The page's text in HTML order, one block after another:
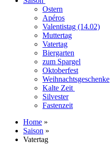
Ostern
Apéros
Valentistag (14.02)
Muttertag
Vatertag
Biergarten
zum Spargel
Oktoberfest
Weihnachtsgeschenke
Kalte Zeit
Silvester
Fastenzeit
Home »
Saison »
Vatertag